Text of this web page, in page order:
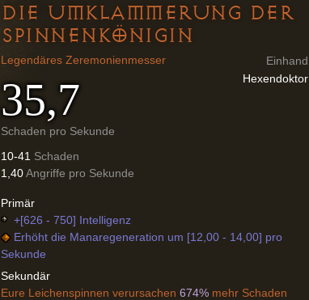
DIE UMKLAMMERUNG DER
SPINNENKÖNIGIN
Einhand
Hexendoktor
Legendäres Zeremonienmesser
35,7
Schaden pro Sekunde
10-41 Schaden
1,40Angriffe pro Sekunde
Primär
+[626 - 750] Intelligenz
Erhöht die Manaregeneration um [12,00 - 14,00] pro
Sekunde
Sekundär
Eure Leichenspinnen verursachen 674% mehr Schaden